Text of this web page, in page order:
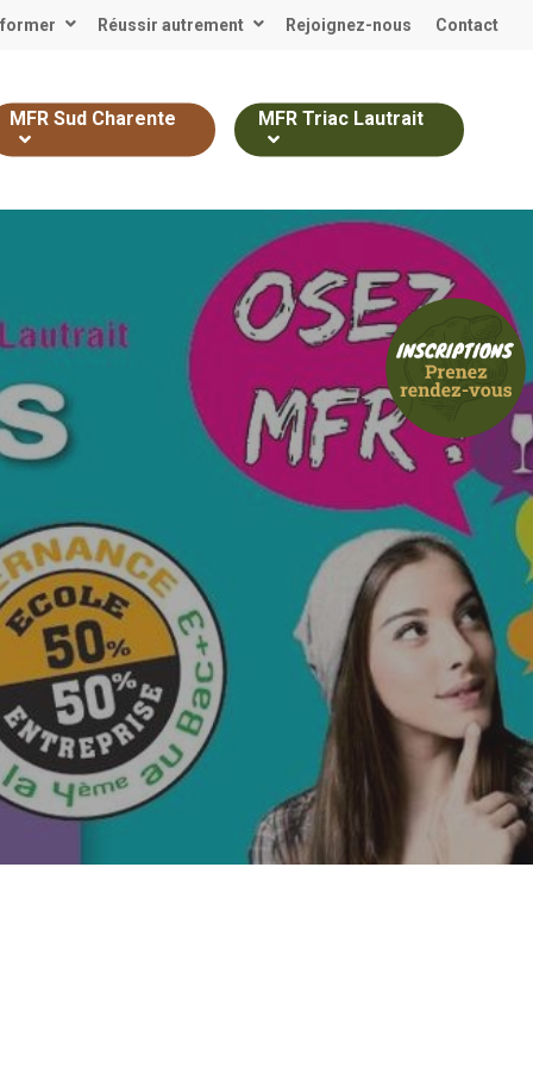
Réussir autrement Rejoignez-nous Contact
MFR Sud Charente MFR Triac Lautrait